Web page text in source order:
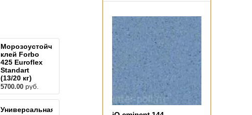
Морозоустойчивый
клей Forbo
425 Euroflex
Standart
(13/20 кг)
5700.00 руб.
Универсальная